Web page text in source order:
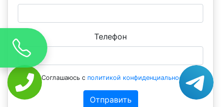
Телефон
Соглашаюсь с политикой конфиденциальности
Отправить